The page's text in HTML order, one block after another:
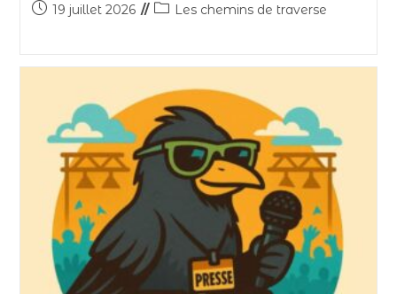
19 juillet 2026 Les chemins de traverse